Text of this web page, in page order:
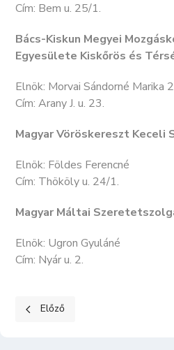
Cím: Bem u. 25/1.
Bács-Kiskun Megyei
Egyesülete Kiskőrös és
Elnök: Morvai Sándorné
Cím: Arany J. u. 23.
Magyar Vöröskereszt Keceli
Elnök: Földes Ferencné
Cím: Thököly u. 24/1.
Magyar Máltai
Elnök: Ugron Gyuláné
Cím: Nyár u. 2.
Előző cikk: KECELI PATACHICH
Előző